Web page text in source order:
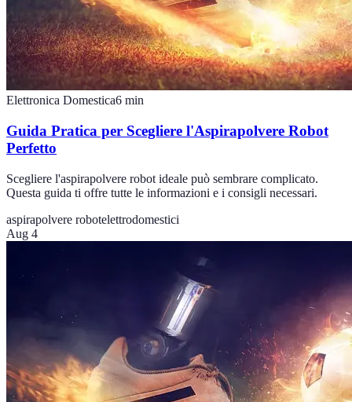
Elettronica Domestica6 min
Guida Pratica per Scegliere l'Aspirapolvere Robot
Perfetto
Scegliere l'aspirapolvere robot ideale può sembrare complicato.
Questa guida ti offre tutte le informazioni e i consigli necessari.
aspirapolvere robotelettrodomestici
Aug 4